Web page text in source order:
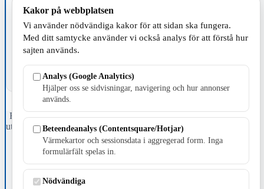
Fristående webbtidningsföretag grundat 1991 som sedan 2002 ger
ut tidningen Skillingaryd.nu och 2010 lanserades Värnamo.nu. Från
april 2026 omfattar Skillingaryd.nu tre kommuner: Gnosjö,
Värnamo och Vaggeryds kommun.
Kontakta oss
E-post: redaktionen@skillingaryd.nu
Kakor på webbplatsen
Vi använder nödvändiga kakor för att sidan ska fungera.
Med ditt samtycke använder vi också analys för att förstå hur
sajten används.
Analys (Google Analytics)
Hjälper oss se sidvisningar, navigering och hur annonser
används.
Beteendeanalys (Contentsquare/Hotjar)
Värmekartor och sessionsdata i aggregerad form. Inga
formulärfält spelas in.
Nödvändiga